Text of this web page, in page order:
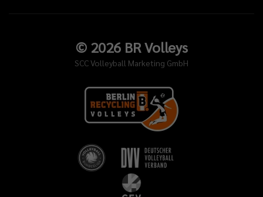
© 2026BR Volleys
SCC Volleyball Marketing GmbH